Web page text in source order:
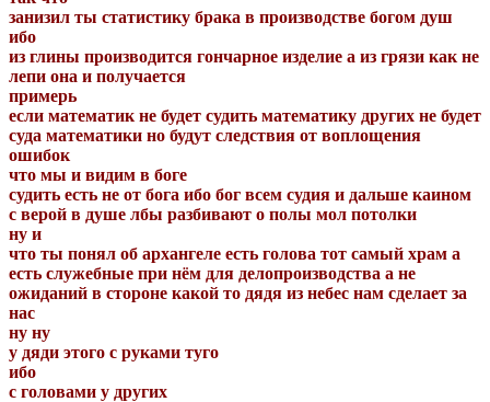
занизил ты статистику брака в производстве богом душ
ибо
из глины производится гончарное изделие а из грязи как не
лепи она и получается
примерь
если математик не будет судить математику других не будет
суда математики но будут следствия от воплощения
ошибок
что мы и видим в боге
судить есть не от бога ибо бог всем судия и дальше каином
с верой в душе лбы разбивают о полы мол потолки
ну и
что ты понял об архангеле есть голова тот самый храм а
есть служебные при нём для делопроизводства а не
ожиданий в стороне какой то дядя из небес нам сделает за
нас
ну ну
у дяди этого с руками туго
ибо
с головами у других